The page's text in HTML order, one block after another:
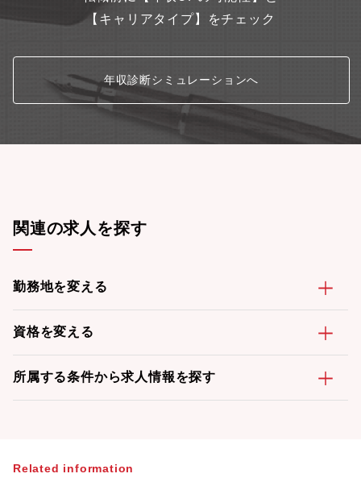
【キャリアタイプ】をチェック
年収診断シミュレーションへ
関連の求人を探す
勤務地を変える
資格を変える
所属する条件から求人情報を探す
Related information